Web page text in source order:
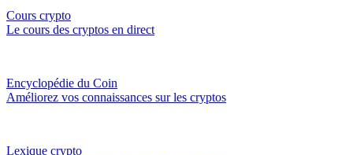
Cours crypto
Le cours des cryptos en direct
Encyclopédie du Coin
Améliorez vos connaissances sur les cryptos
Lexique crypto